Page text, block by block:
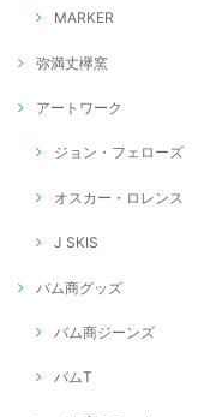
MARKER
弥満丈欅窯
アートワーク
ジョン・フェローズ
オスカー・ロレンス
J SKIS
バム商グッズ
バム商ジーンズ
バムT